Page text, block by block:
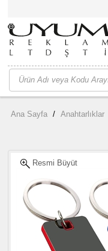
Ana Sayfa / Anahtarlıklar
Resmi Büyüt